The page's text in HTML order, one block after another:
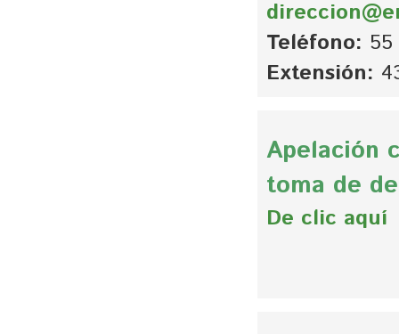
Teléfono:
Extensión:
Apelación
toma de
De clic aquí